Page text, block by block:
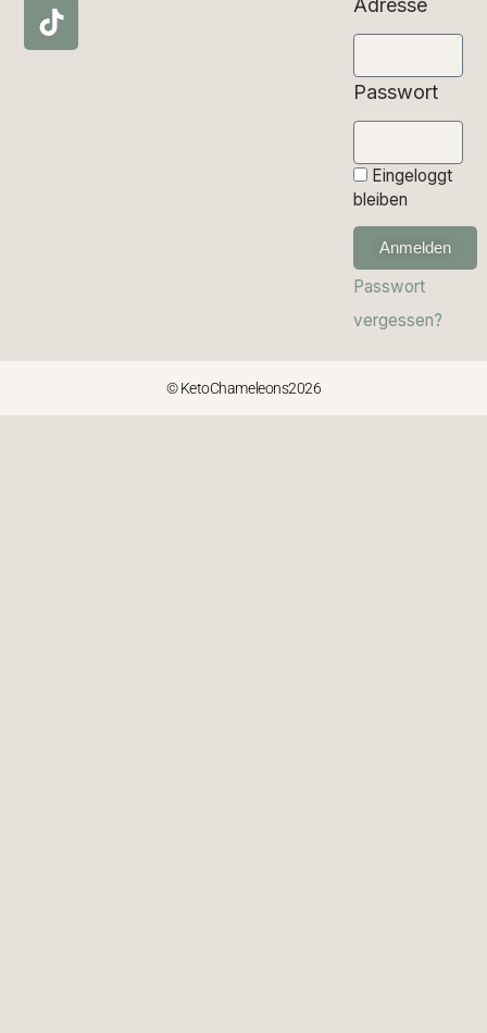
Adresse
Passwort
Eingeloggt
bleiben
Anmelden
Passwort
vergessen?
© KetoChameleons2026